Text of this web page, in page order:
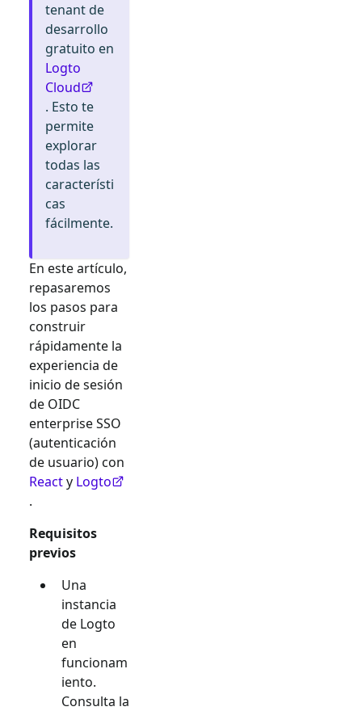
tenant de
desarrollo
gratuito en
Logto
Cloud
. Esto te
permite
explorar
todas las
característi
cas
fácilmente.
En este artículo,
repasaremos
los pasos para
construir
rápidamente la
experiencia de
inicio de sesión
de OIDC
enterprise SSO
(autenticación
de usuario) con
Reacty Logto
.
Requisitos
previos
Una
instancia
de Logto
en
funcionam
iento.
Consulta la